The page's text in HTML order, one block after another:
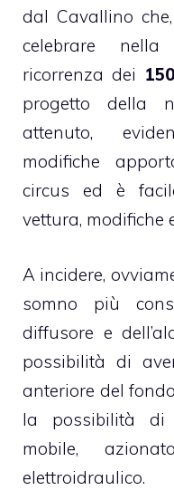
dal Cavallino
celebrare
ricorrenza dei
progetto della
attenuto,
modifiche
circus ed è
vettura, modifiche
A incidere,
somno più
diffusore e
possibilità di
anteriore del
la possibilità di
mobile,
elettroidraulico.